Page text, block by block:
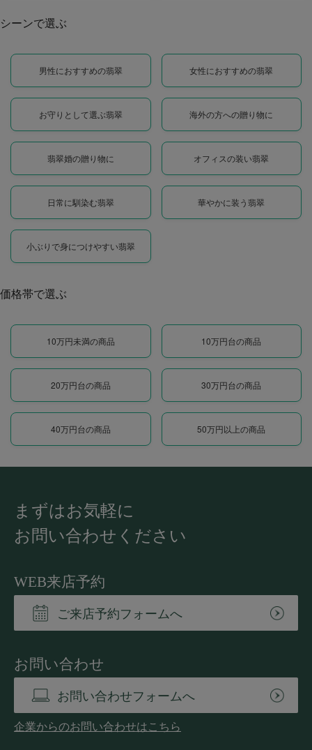
シーンで選ぶ
男性におすすめの翡翠 女性におすすめの翡翠
お守りとして選ぶ翡翠 海外の方への贈り物に
翡翠婚の贈り物に オフィスの装い翡翠
日常に馴染む翡翠 華やかに装う翡翠
小ぶりで身につけやすい翡翠
価格帯で選ぶ
10万円未満の商品 10万円台の商品
20万円台の商品 30万円台の商品
40万円台の商品 50万円以上の商品
まずはお気軽に
お問い合わせください
WEB来店予約
ご来店予約フォームへ
お問い合わせ
お問い合わせフォームへ
企業からのお問い合わせはこちら